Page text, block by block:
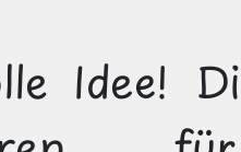
Idee!